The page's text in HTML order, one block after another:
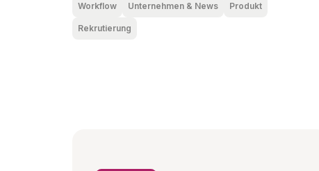
Workflow Unternehmen & News Produkt
Rekrutierung